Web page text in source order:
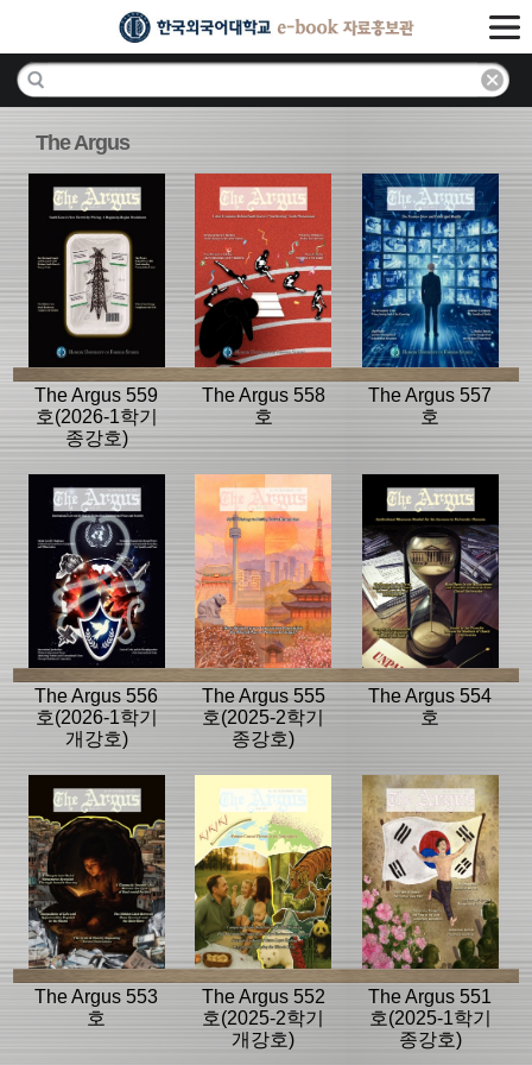
The Argus
The Argus 559
호(2026-1학기
종강호)
The Argus 558
호
The Argus 557
호
The Argus 556
호(2026-1학기
개강호)
The Argus 555
호(2025-2학기
종강호)
The Argus 554
호
The Argus 553
호
The Argus 552
호(2025-2학기
개강호)
The Argus 551
호(2025-1학기
종강호)